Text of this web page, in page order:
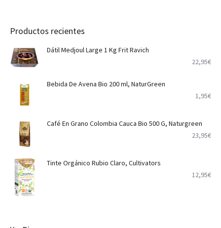
Productos recientes
Dátil Medjoul Large 1 Kg Frit Ravich
22,95€
Bebida De Avena Bio 200 ml, NaturGreen
1,95€
Café En Grano Colombia Cauca Bio 500 G, Naturgreen
23,95€
Tinte Orgánico Rubio Claro, Cultivators
12,95€